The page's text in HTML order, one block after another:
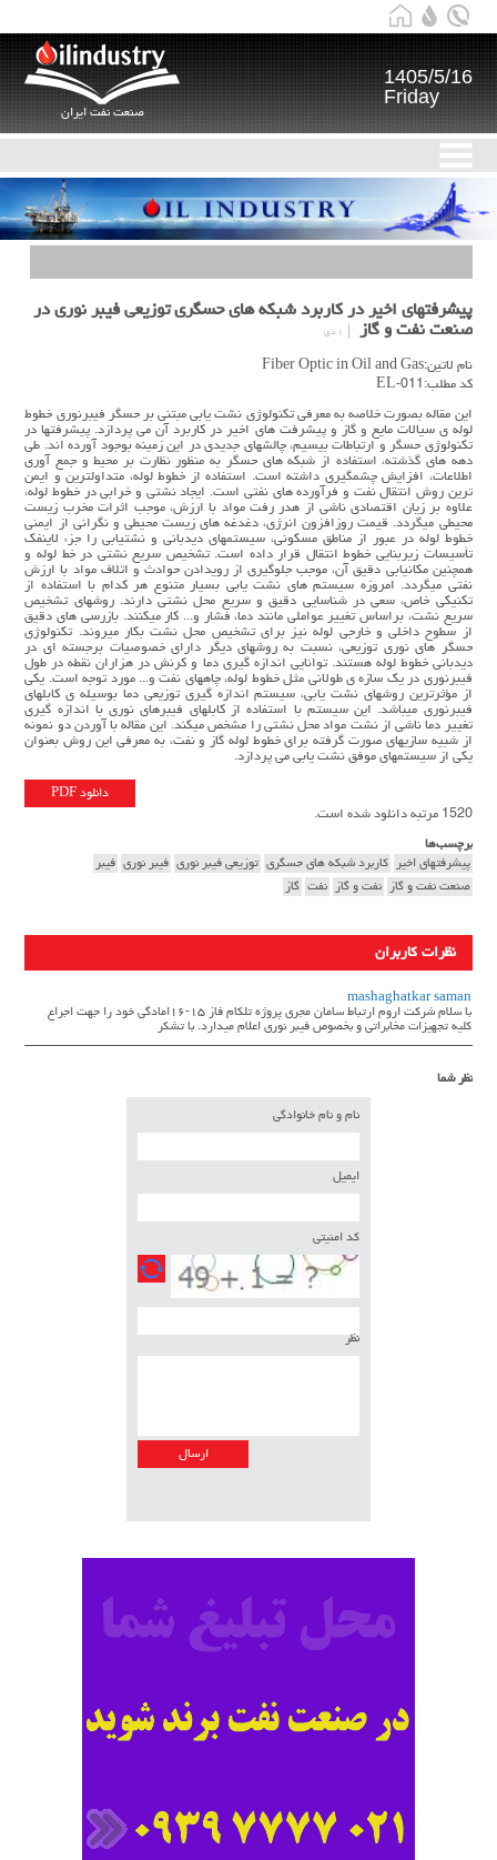
صنعت نفت ایران
1405/5/16
Friday
پيشرفتهاي اخير در كاربرد شبكه هاي حسگري توزيعي فيبر نوري در
صنعت نفت و گاز
۱ دی
نام لاتین:Fiber Optic in Oil and Gas
کد مطلب:EL-011
اين مقاله بصورت خلاصه به معرفي تكنولوژي نشت يابي مبتني بر حسگر فيبرنوري خطوط
لوله ي سيالات مايع و گاز و پيشرفت هاي اخير در كاربرد آن می پردازد. پيشرفتها در
تكنولوژي حسگر و ارتباطات بيسيم، چالشهاي جديدي در اين زمينه بوجود آورده اند. طي
دهه هاي گذشته، استفاده از شبكه هاي حسگر به منظور نظارت بر محيط و جمع آوري
اطلاعات، افزايش چشمگيري داشته است. استفاده از خطوط لوله، متداولترين و ايمن
ترين روش انتقال نفت و فرآورده هاي نفتي است. ايجاد نشتي و خرابي در خطوط لوله،
علاوه بر زيان اقتصادي ناشي از هدر رفت مواد با ارزش، موجب اثرات مخرب زيست
محيطي ميگردد. قيمت روزافزون انرژي، دغدغه هاي زيست محيطي و نگراني از ايمني
خطوط لوله در عبور از مناطق مسكوني، سيستمهاي ديدباني و نشتيابي را جزء لاينفك
تأسيسات زيربنايي خطوط انتقال قرار داده است. تشخيص سريع نشتي در خط لوله و
همچنين مكانيابي دقيق آن، موجب جلوگيري از رويدادن حوادث و اتلاف مواد با ارزش
نفتي ميگردد. امروزه سيستم هاي نشت يابي بسيار متنوع هر كدام با استفاده از
تكنيكي خاص، سعي در شناسايي دقيق و سريع محل نشتي دارند. روشهاي تشخيص
سريع نشت، براساس تغيير عواملي مانند دما، فشار و... كار ميكنند. بازرسي هاي دقيق
از سطوح داخلي و خارجي لوله نيز براي تشخيص محل نشت بكار ميروند. تكنولوژي
حسگر هاي نوري توزيعي، نسبت به روشهاي ديگر داراي خصوصيات برجسته اي در
ديدباني خطوط لوله هستند. توانايي اندازه گيري دما و كرنش در هزاران نقطه در طول
فيبرنوري در يك سازه ي طولاني مثل خطوط لوله، چاههاي نفت و... مورد توجه است. يكي
از مؤثرترين روشهاي نشت يابي، سيستم اندازه گيري توزيعي دما بوسيله ي كابلهاي
فيبرنوري ميباشد. اين سيستم با استفاده از كابلهاي فيبرهاي نوري با اندازه گيري
تغيير دما ناشي از نشت مواد محل نشتي را مشخص ميكند. اين مقاله با آوردن دو نمونه
از شبيه سازيهاي صورت گرفته براي خطوط لوله گاز و نفت، به معرفي اين روش بعنوان
يكي از سيستمهاي موفق نشت يابي مي پردازد.
دانلود PDF
1520 مرتبه دانلود شده است.
برچسب‌ها
پيشرفتهاي اخير
كاربرد شبكه هاي حسگري توزيعي فيبر نوري فیبر نوری فیبر
صنعت نفت و گاز
نفت و گاز نفت گاز
نظرات کاربران
mashaghatkar saman
با سلام شركت اروم ارتباط سامان مجري پروژه تلكام فاز ١٥-١٦امادگي خود را جهت اجراع
كليه تجهيزات مخابراتي و بخصوص فيبر نوري اعلام ميدارد. با تشكر
نظر شما
نام و نام خانوادگی
ایمیل
کد امنیتی
نظر